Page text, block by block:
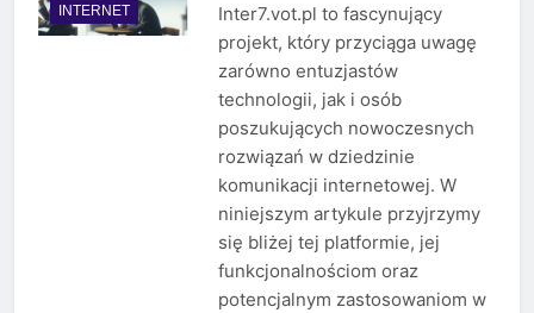
INTERNET
Inter7.vot.pl to fascynujący
projekt, który przyciąga uwagę
zarówno entuzjastów
technologii, jak i osób
poszukujących nowoczesnych
rozwiązań w dziedzinie
komunikacji internetowej. W
niniejszym artykule przyjrzymy
się bliżej tej platformie, jej
funkcjonalnościom oraz
potencjalnym zastosowaniom w